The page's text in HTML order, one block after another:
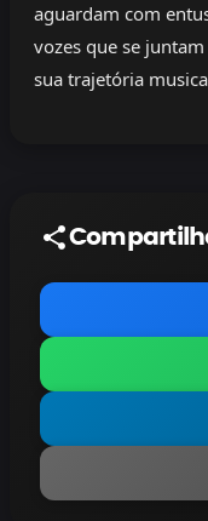
aguardam com
vozes que se
sua trajetória